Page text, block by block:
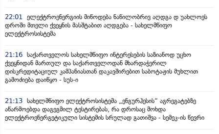
22:01
ელექტროენერგიის მიწოდება ნაწილობრივ აღდგა დ უახლოეს
დროში მთელი ქვეყნის მასშტაბით აღდგება - სახელმწიფო
ელექტროსისტემა
21:16 საქართველოს სახელმწიფო ინტერესების საზიანოდ უცხო
ქვეყნიდან მართულ და საქართველოდან მხარდაჭერილ
დისკრედიტაციულ კამპანიასთან დაკავშირებით საბოტაჟის მუხლით
გამოძიება დაიწყო - სუს-ი
21:13 სახელმწიფო ელექტროსისტემა „ენგურჰესის“ აგრეგატებზე
აწარმოებდა დაგეგმილ ტესტირებას, რა დროსაც მოხდა
ელექტროენერგეტიკული სისტემის სრულად გათიშვა - სემეკ-ის წევრი